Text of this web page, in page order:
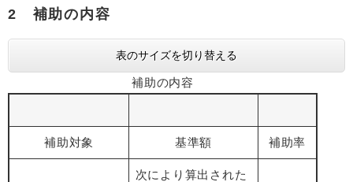
2 補助の内容
表のサイズを切り替える
補助の内容
補助対象 基準額 補助率
次により算出された